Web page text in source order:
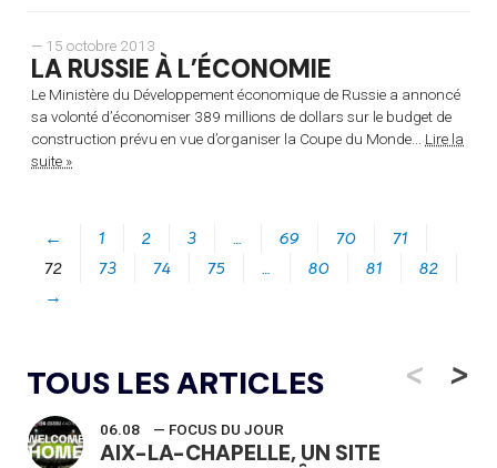
— 15 octobre 2013
LA RUSSIE À L’ÉCONOMIE
Le Ministère du Développement économique de Russie a annoncé
sa volonté d’économiser 389 millions de dollars sur le budget de
construction prévu en vue d’organiser la Coupe du Monde... Lire la
suite »
← 1 2 3 … 69 70
71
72
73 74 75 … 80 81
82
→
TOUS LES ARTICLES <
06.08 — FOCUS DU JOUR
AIX-LA-CHAPELLE, UN SITE
>